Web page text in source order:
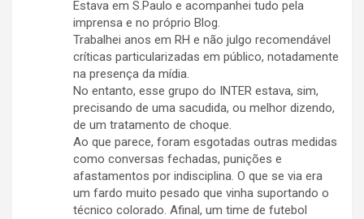
Estava em S.Paulo e acompanhei tudo pela
imprensa e no próprio Blog.
Trabalhei anos em RH e não julgo recomendável
críticas particularizadas em público, notadamente
na presença da mídia.
No entanto, esse grupo do INTER estava, sim,
precisando de uma sacudida, ou melhor dizendo,
de um tratamento de choque.
Ao que parece, foram esgotadas outras medidas
como conversas fechadas, punições e
afastamentos por indisciplina. O que se via era
um fardo muito pesado que vinha suportando o
técnico colorado. Afinal, um time de futebol